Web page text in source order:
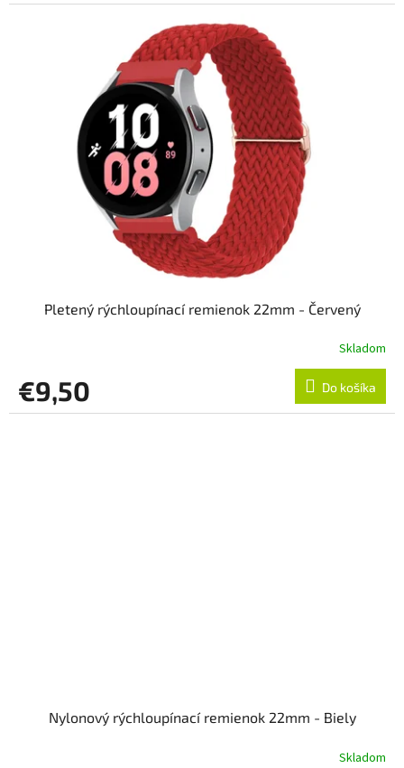
Pletený rýchloupínací remienok 22mm - Červený
Skladom
€9,50 Do košíka
Nylonový rýchloupínací remienok 22mm - Biely
Skladom